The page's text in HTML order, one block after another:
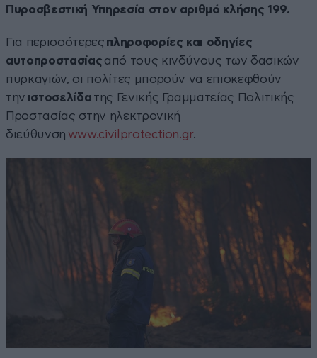
Πυροσβεστική Υπηρεσία στον αριθμό κλήσης 199.
Για περισσότερες πληροφορίες και οδηγίες
αυτοπροστασίας από τους κινδύνους των δασικών
πυρκαγιών, οι πολίτες μπορούν να επισκεφθούν
την ιστοσελίδα της Γενικής Γραμματείας Πολιτικής
Προστασίας στην ηλεκτρονική
διεύθυνση www.civilprotection.gr.